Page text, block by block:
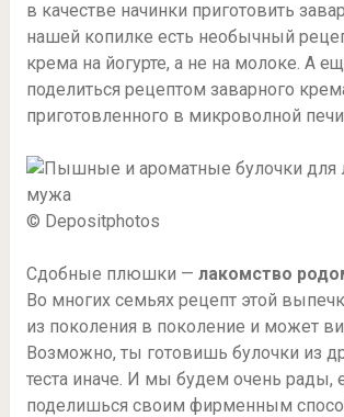
в качестве начинки приготовить
нашей копилке есть необычный
крема на йогурте, а не на молоке. А
поделиться рецептом заварного
приготовленного в микроволной
© Depositphotos
Сдобные плюшки — лакомство
Во многих семьях рецепт этой
из поколения в поколение и может
Возможно, ты готовишь булочки из
теста иначе. И мы будем очень рады,
поделишься своим фирменным